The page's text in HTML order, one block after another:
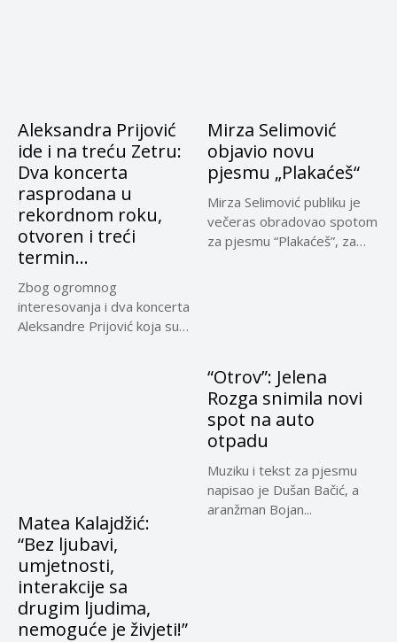
Aleksandra Prijović
ide i na treću Zetru:
Dva koncerta
rasprodana u
rekordnom roku,
otvoren i treći
termin…
Zbog ogromnog
interesovanja i dva koncerta
Aleksandre Prijović koja su
Mirza Selimović
objavio novu
pjesmu „Plakaćeš“
Mirza Selimović publiku je
večeras obradovao spotom
za pjesmu “Plakaćeš”, za
Matea Kalajdžić:
“Bez ljubavi,
umjetnosti,
interakcije sa
drugim ljudima,
nemoguće je živjeti!”
“Otrov”: Jelena
Rozga snimila novi
spot na auto
otpadu
Muziku i tekst za pjesmu
napisao je Dušan Bačić, a
aranžman Bojan...